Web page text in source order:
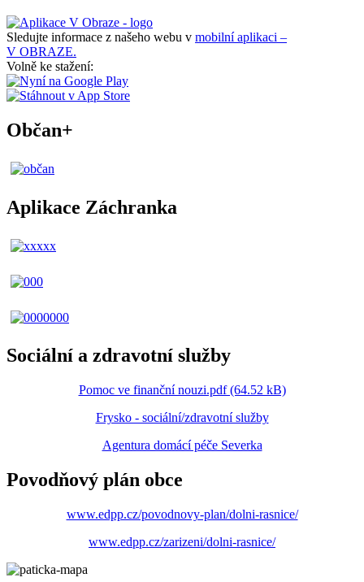
Sledujte informace z našeho webu v mobilní aplikaci –
V OBRAZE.
Volně ke stažení:
Občan+
Aplikace Záchranka
Sociální a zdravotní služby
Pomoc ve finanční nouzi.pdf (64.52 kB)
Frysko - sociální/zdravotní služby
Agentura domácí péče Severka
Povodňový plán obce
www.edpp.cz/povodnovy-plan/dolni-rasnice/
www.edpp.cz/zarizeni/dolni-rasnice/